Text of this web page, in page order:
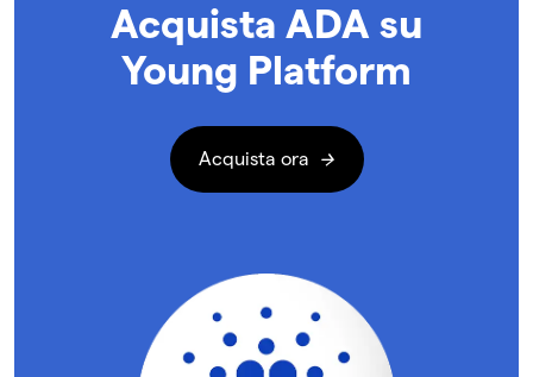
Acquista ADA su
Young Platform
Acquista ora